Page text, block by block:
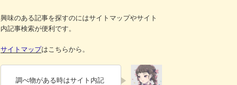
興味のある記事を探すのにはサイトマップやサイト
内記事検索が便利です。
サイトマップはこちらから。
調べ物がある時はサイト内記